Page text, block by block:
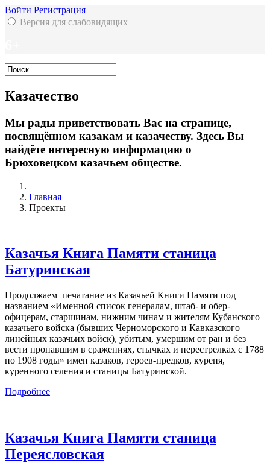
Войти Регистрация
Версия для слабовидящих
Казачество
Мы рады приветствовать Вас на странице,
посвящённом казакам и казачеству. Здесь Вы
найдёте интересную информацию о
Брюховецком казачьем обществе.
Главная
Проекты
Казачья Книга Памяти станица
Батуринская
Продолжаем печатание из Казачьей Книги Памяти под
названием «Именной список генералам, штаб- и обер-
офицерам, старшинам, нижним чинам и жителям Кубанского
казачьего войска (бывших Черноморского и Кавказского
линейных казачьих войск), убитым, умершим от ран и без
вести пропавшим в сражениях, стычках и перестрелках с 1788
по 1908 годы» имен казаков, героев-предков, куреня,
куренного селения и станицы Батуринской.
Подробнее
Казачья Книга Памяти станица
Переясловская